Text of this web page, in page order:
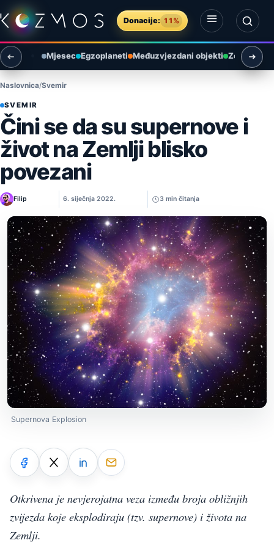
Preskoči na sadržaj
Donacije: 11%
Otvori izbornik
Otvori pretragu
Mjesec Egzoplaneti Međuzvjezdani objekti Zemlja i
Naslovnica Svemir
SVEMIR
Čini se da su supernove i
život na Zemlji blisko
povezani
Filip 6. siječnja 2022. 3 min čitanja
Supernova Explosion
Otkrivena je nevjerojatna veza između broja obližnjih
zvijezda koje eksplodiraju (tzv. supernove) i života na
Zemlji.